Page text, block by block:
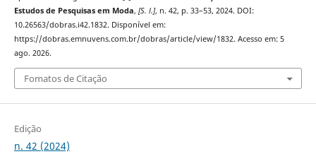
Estudos de Pesquisas em Moda, [S. l.], n. 42, p. 33–53, 2024. DOI:
10.26563/dobras.i42.1832. Disponível em:
https://dobras.emnuvens.com.br/dobras/article/view/1832. Acesso em: 5
ago. 2026.
Fomatos de Citação
Edição
n. 42 (2024)